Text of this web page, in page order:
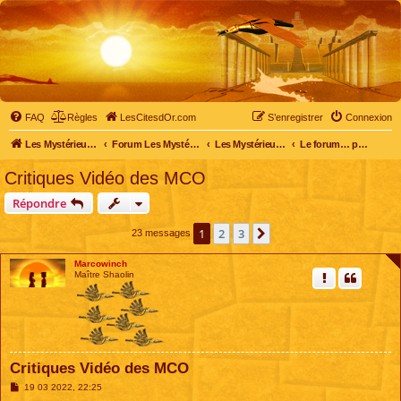
FAQ Règles LesCitesdOr.com Connexion
S’enregistrer
Les Mystérieuses Cités d'Or - LesCitesdOr.com Forum Les Mystérieuses Cités d'Or Les Mystérieuses Cités d'Or Le forum… pour tous
Critiques Vidéo des MCO
Répondre
23 messages 1 2 3
Marcowinch
Maître Shaolin
Critiques Vidéo des MCO
M19 03 2022, 22:25